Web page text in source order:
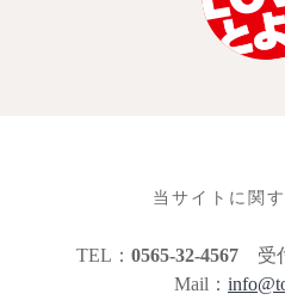
当サイトに関
TEL： 0565-32-4567受付
Mail：